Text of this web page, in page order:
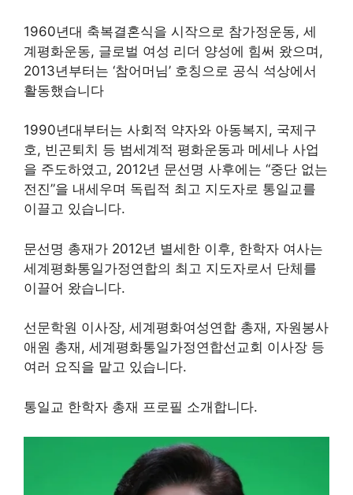
1960년대 축복결혼식을 시작으로 참가정운동, 세
계평화운동, 글로벌 여성 리더 양성에 힘써 왔으며,
2013년부터는 ‘참어머님’ 호칭으로 공식 석상에서
활동했습니다
1990년대부터는 사회적 약자와 아동복지, 국제구
호, 빈곤퇴치 등 범세계적 평화운동과 메세나 사업
을 주도하였고, 2012년 문선명 사후에는 “중단 없는
전진”을 내세우며 독립적 최고 지도자로 통일교를
이끌고 있습니다.
문선명 총재가 2012년 별세한 이후, 한학자 여사는
세계평화통일가정연합의 최고 지도자로서 단체를
이끌어 왔습니다.
선문학원 이사장, 세계평화여성연합 총재, 자원봉사
애원 총재, 세계평화통일가정연합선교회 이사장 등
여러 요직을 맡고 있습니다.
통일교 한학자 총재 프로필 소개합니다.